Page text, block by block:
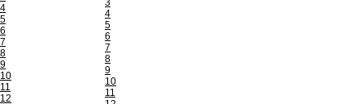
4
5
6
7
8
9
10
11
12
3
4
5
6
7
8
9
10
11